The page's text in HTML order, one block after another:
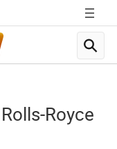
Royce